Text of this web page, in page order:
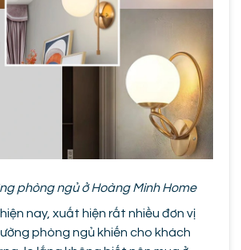
phòng ngủ ở Hoàng Minh Home
nay, xuất hiện rất nhiều đơn vị
phòng ngủ khiến cho khách